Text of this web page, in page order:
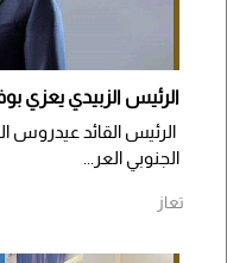
الرئيس الزبيدي يعزي
الرئيس القائد عيدروس
الجنوبي العر...
تعاز